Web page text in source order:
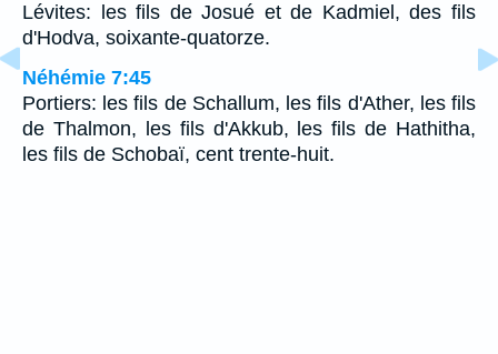
Lévites: les fils de Josué et de Kadmiel, des fils
d'Hodva, soixante-quatorze.
Néhémie 7:45
Portiers: les fils de Schallum, les fils d'Ather, les fils
de Thalmon, les fils d'Akkub, les fils de Hathitha,
les fils de Schobaï, cent trente-huit.